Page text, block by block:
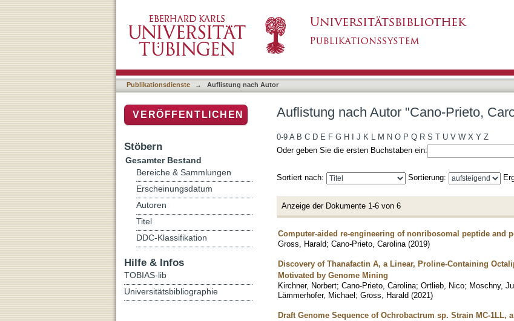
Publikationsdienste → Auflistung nach Autor
Auflistung nach Autor "Cano-Prieto,
0-9 A B C D E F G H J K L M N O P Q R S T U V W X Y Z
Oder geben Sie die ersten Buchstaben ein:
Sortiert nach: Sortierung:
Anzeige der Dokumente 1-6 von 6
Computer-aided re-engineering of nonribosomal peptide and
Gross, Harald; Cano-Prieto, Carolina (2019)
Discovery of Thanafactin A, a Linear, Proline-Containing
Motivated by Genome Mining
Kirchner, Norbert; Cano-Prieto, Carolina; Ortlieb, Nico; Moschny,
Lämmerhofer, Michael; Gross, Harald (2021)
Draft Genome Sequence of Ochrobactrum sp. Strain MC-1LL,
VERÖFFENTLICHEN
Stöbern
Gesamter Bestand
Bereiche & Sammlungen
Erscheinungsdatum
Autoren
Titel
DDC-Klassifikation
Hilfe & Infos
TOBIAS-lib
Universitätsbibliographie